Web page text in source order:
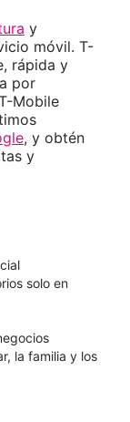
y
móvil. T-
rápida y
por
Mobile
, y obtén
y
solo en
la familia y los